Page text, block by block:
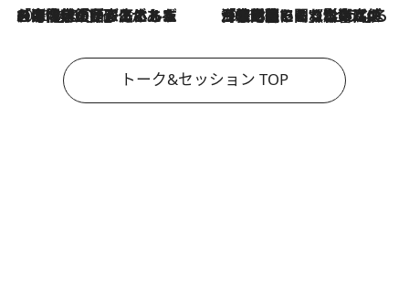
2026.8.3
「今後値上げがあるとすれば…」「リスクがあるのは今年の冬」エネルギー専門家が語る、ホルムズ海峡封鎖が家庭にもたらす“ある心配” 2026.8.3
「住宅建てられない…」「サーチャージ料の高値が続いている」ホルムズ海峡封鎖による影響はいつまで続く？《エネルギー専門家に聞く“どうなる日本の暮らし”》
トーク&セッション TOP